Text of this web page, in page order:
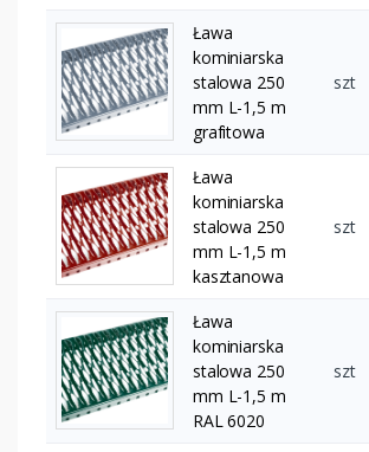
Ława
kominiarska
stalowa 250
mm L-1,5 m
grafitowa
szt
Ława
kominiarska
stalowa 250
mm L-1,5 m
kasztanowa
szt
Ława
kominiarska
stalowa 250
mm L-1,5 m
RAL 6020
szt